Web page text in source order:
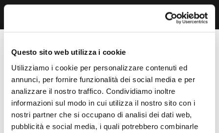
Questo sito web utilizza i cookie
Utilizziamo i cookie per personalizzare contenuti ed
annunci, per fornire funzionalità dei social media e per
analizzare il nostro traffico. Condividiamo inoltre
informazioni sul modo in cui utilizza il nostro sito con i
nostri partner che si occupano di analisi dei dati web,
pubblicità e social media, i quali potrebbero combinarle